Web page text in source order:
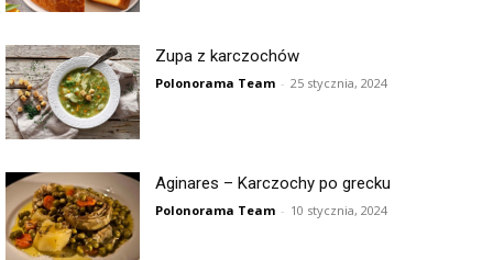
Zupa z karczochów
Polonorama Team - 25 stycznia, 2024
Aginares – Karczochy po grecku
Polonorama Team - 10 stycznia, 2024